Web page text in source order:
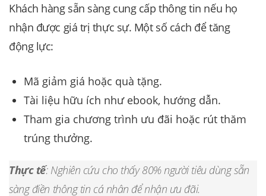
Khách hàng sẵn sàng cung cấp thông tin nếu họ
nhận được giá trị thực sự. Một số cách để tăng
động lực:
Mã giảm giá hoặc quà tặng.
Tài liệu hữu ích như ebook, hướng dẫn.
Tham gia chương trình ưu đãi hoặc rút thăm
trúng thưởng.
Thực tế: Nghiên cứu cho thấy 80% người tiêu dùng sẵn
sàng điền thông tin cá nhân để nhận ưu đãi.